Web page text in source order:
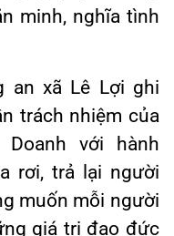
minh, nghĩa tình
an xã Lê Lợi ghi
trách nhiệm của
với hành
rơi, trả lại người
muốn mỗi người
giá trị đạo đức